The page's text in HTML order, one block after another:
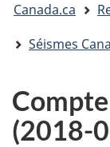
êtes
ici
Canada.ca
Séismes
(2018-